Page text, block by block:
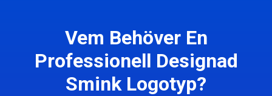
Vem Behöver En
Professionell Designad
Smink Logotyp?